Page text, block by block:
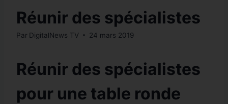
Réunir des spécialistes
Par DigitalNews TV 24 mars 2019
Réunir des spécialistes
pour une table ronde